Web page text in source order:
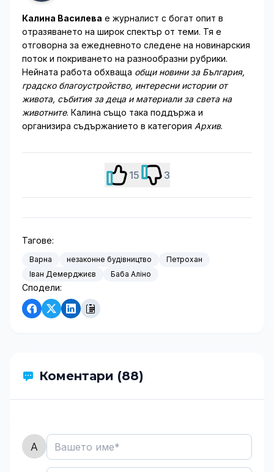
Калина Василева е журналист с богат опит в
отразяването на широк спектър от теми. Тя е
отговорна за ежедневното следене на новинарския
поток и покриването на разнообразни рубрики.
Нейната работа обхваща общи новини за България,
градско благоустройство, интересни истории от
живота, събития за деца и материали за света на
животните. Калина също така поддържа и
организира съдържанието в категория Архив.
15 3
Тагове:
Варна незаконне будівництво
Петрохан
Іван Демерджиєв
Баба Аліно
Сподели:
Коментари (88)